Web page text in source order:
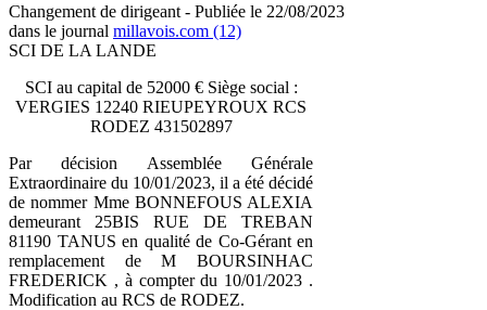
Changement de dirigeant - Publiée le 22/08/2023
dans le journal millavois.com (12)
SCI DE LA LANDE
SCI au capital de 52000 € Siège social :
VERGIES 12240 RIEUPEYROUX RCS
RODEZ 431502897
Par décision Assemblée Générale
Extraordinaire du 10/01/2023, il a été décidé
de nommer Mme BONNEFOUS ALEXIA
demeurant 25BIS RUE DE TREBAN
81190 TANUS en qualité de Co-Gérant en
remplacement de M BOURSINHAC
FREDERICK , à compter du 10/01/2023 .
Modification au RCS de RODEZ.